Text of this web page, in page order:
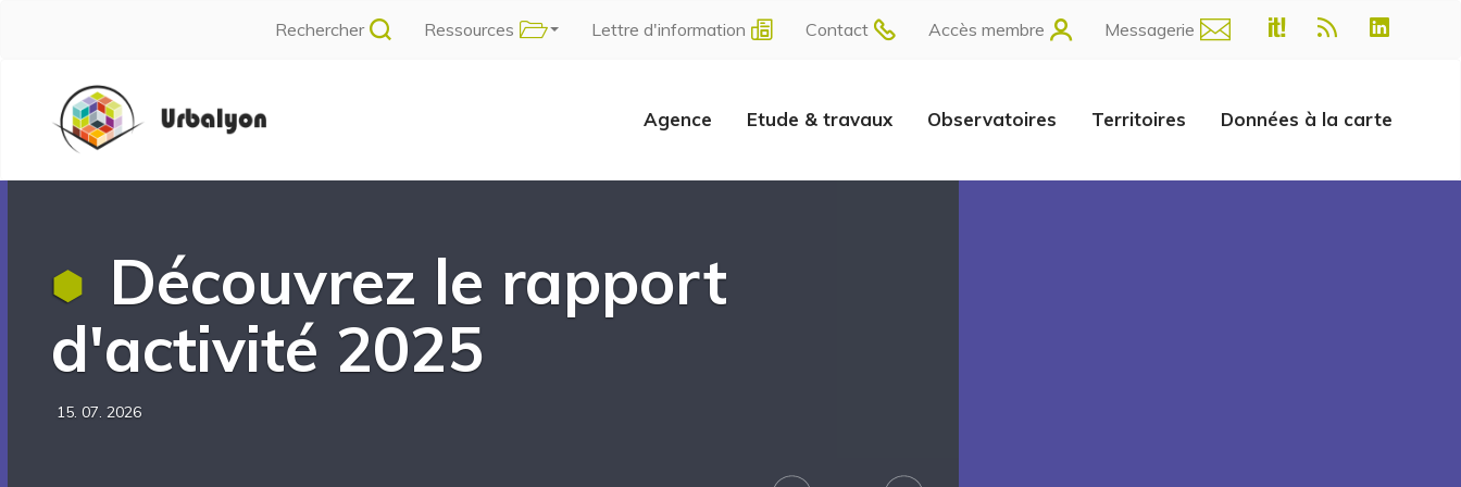
Rechercher Ressources Lettre d'information Contact Accès membre Messagerie
Navigation
principale
Agence Etude & travaux Observatoires Territoires Données à la carte
Découvrez le rapport
d'activité 2025
15. 07. 2026